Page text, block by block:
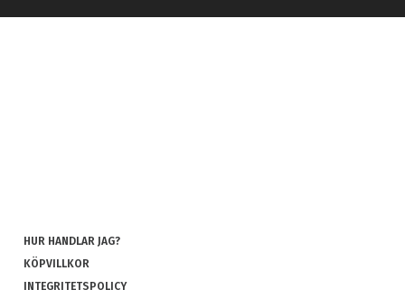
HUR HANDLAR JAG?
KÖPVILLKOR
INTEGRITETSPOLICY